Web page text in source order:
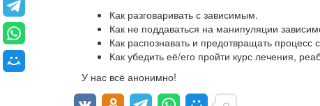
Как разговаривать с зависимым.
Как не поддаваться на манипуляции
Как распознавать и предотвращать процесс
Как убедить её/его пройти курс лечения,
У нас всё анонимно!